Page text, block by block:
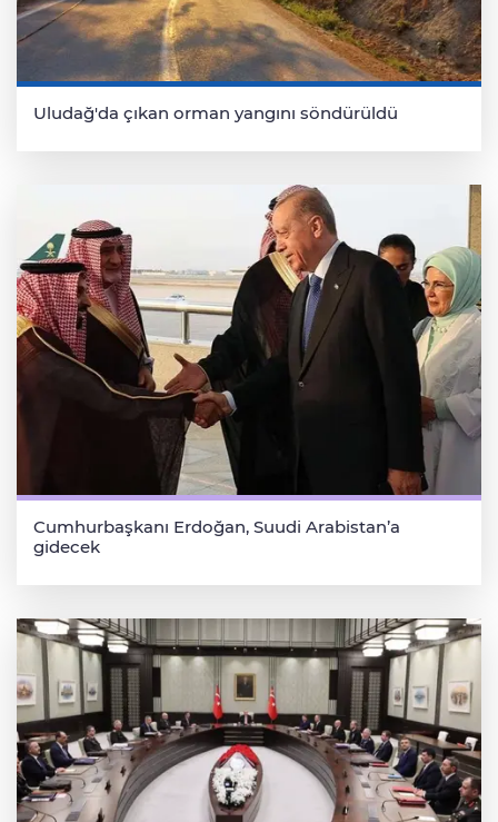
Uludağ'da çıkan orman yangını söndürüldü
Cumhurbaşkanı Erdoğan, Suudi Arabistan’a
gidecek